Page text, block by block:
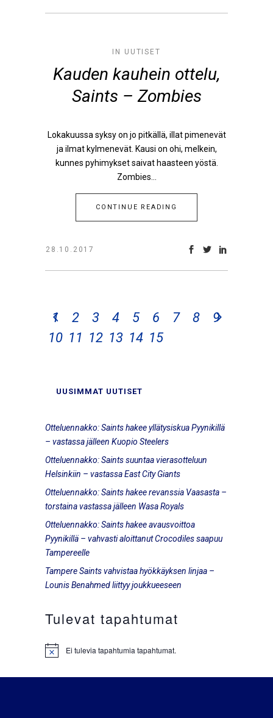
IN UUTISET
Kauden kauhein ottelu,
Saints – Zombies
Lokakuussa syksy on jo pitkällä, illat pimenevät
ja ilmat kylmenevät. Kausi on ohi, melkein,
kunnes pyhimykset saivat haasteen yöstä.
Zombies...
CONTINUE READING
28.10.2017
1 2 3 4 5 6 7 8
9
10 11 12 13 14 15
UUSIMMAT UUTISET
Otteluennakko: Saints hakee yllätysiskua Pyynikillä
– vastassa jälleen Kuopio Steelers
Otteluennakko: Saints suuntaa vierasotteluun
Helsinkiin – vastassa East City Giants
Otteluennakko: Saints hakee revanssia Vaasasta –
torstaina vastassa jälleen Wasa Royals
Otteluennakko: Saints hakee avausvoittoa
Pyynikillä – vahvasti aloittanut Crocodiles saapuu
Tampereelle
Tampere Saints vahvistaa hyökkäyksen linjaa –
Lounis Benahmed liittyy joukkueeseen
Tulevat tapahtumat
Notice Ei tulevia tapahtumia tapahtumat.